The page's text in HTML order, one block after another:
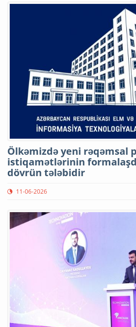
Ölkəmizdə yeni rəqəmsal
istiqamətlərinin
dövrün tələbidir
11-06-2026